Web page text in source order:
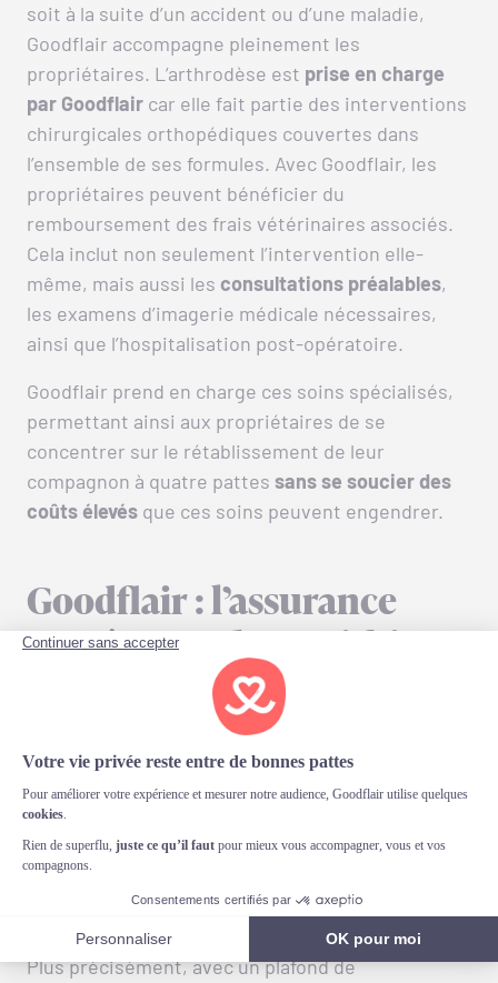
soit à la suite d’un accident ou d’une maladie,
Goodflair accompagne pleinement les
propriétaires. L’arthrodèse est prise en charge
par Goodflair car elle fait partie des interventions
chirurgicales orthopédiques couvertes dans
l’ensemble de ses formules. Avec Goodflair, les
propriétaires peuvent bénéficier du
remboursement des frais vétérinaires associés.
Cela inclut non seulement l’intervention elle-
même, mais aussi les consultations préalables,
les examens d’imagerie médicale nécessaires,
ainsi que l’hospitalisation post-opératoire.
Goodflair prend en charge ces soins spécialisés,
permettant ainsi aux propriétaires de se
concentrer sur le rétablissement de leur
compagnon à quatre pattes sans se soucier des
coûts élevés que ces soins peuvent engendrer.
Goodflair : l’assurance
santé pour chat qui fait
vraiment la différence
Goodflair propose une assurance santé pour chat
qui s’adapte aux besoins de votre animal, avec des
options variées pour mieux s’ajuster à votre
budget. Les frais vétérinaires peuvent être pris
en charge
couvrant un large éventail de maladies et
d’accidents, pour une tranquillité d’esprit totale.
Plus précisément, avec un plafond de